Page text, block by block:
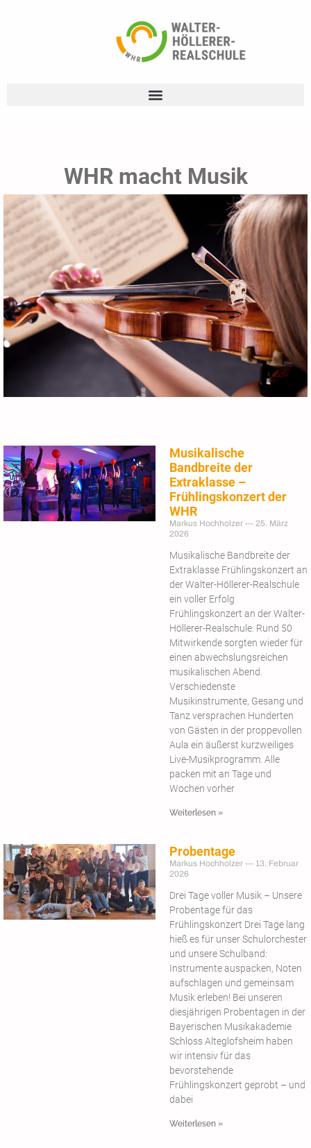
WHR macht Musik
Musikalische
Bandbreite der
Extraklasse –
Frühlingskonzert der
WHR
Markus Hochholzer
25. März
2026
Musikalische Bandbreite der
Extraklasse Frühlingskonzert an
der Walter-Höllerer-Realschule
ein voller Erfolg
Frühlingskonzert an der Walter-
Höllerer-Realschule: Rund 50
Mitwirkende sorgten wieder für
einen abwechslungsreichen
musikalischen Abend.
Verschiedenste
Musikinstrumente, Gesang und
Tanz versprachen Hunderten
von Gästen in der proppevollen
Aula ein äußerst kurzweiliges
Live-Musikprogramm. Alle
packen mit an Tage und
Wochen vorher
Weiterlesen »
Probentage
Markus Hochholzer
13. Februar
2026
Drei Tage voller Musik – Unsere
Probentage für das
Frühlingskonzert Drei Tage lang
hieß es für unser Schulorchester
und unsere Schulband:
Instrumente auspacken, Noten
aufschlagen und gemeinsam
Musik erleben! Bei unseren
diesjährigen Probentagen in der
Bayerischen Musikakademie
Schloss Alteglofsheim haben
wir intensiv für das
bevorstehende
Frühlingskonzert geprobt – und
dabei
Weiterlesen »